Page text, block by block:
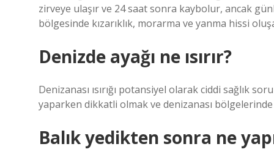
zirveye ulaşır ve 24 saat sonra kaybolur, ancak
bölgesinde kızarıklık, morarma ve yanma hissi
Denizde ayağı ne ısırır?
Denizanası ısırığı potansiyel olarak ciddi sağlık
yaparken dikkatli olmak ve denizanası
Balık yedikten sonra ne